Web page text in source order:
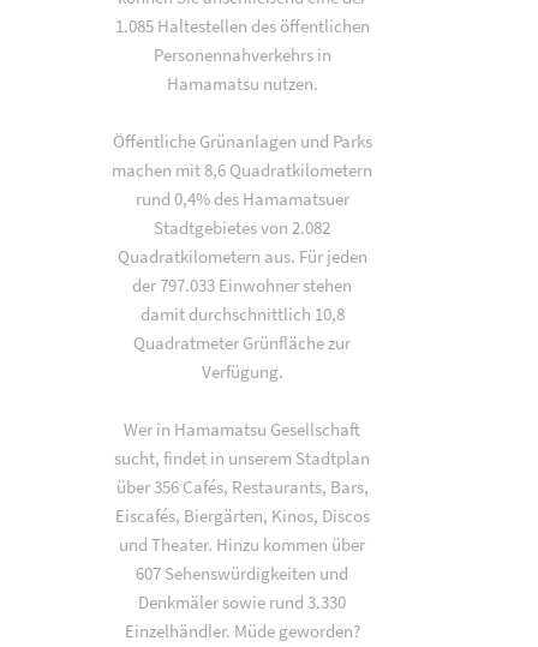
1.085 Haltestellen des öffentlichen
Personennahverkehrs in
Hamamatsu nutzen.
Öffentliche Grünanlagen und Parks
machen mit 8,6 Quadratkilometern
rund 0,4% des Hamamatsuer
Stadtgebietes von 2.082
Quadratkilometern aus. Für jeden
der 797.033 Einwohner stehen
damit durchschnittlich 10,8
Quadratmeter Grünfläche zur
Verfügung.
Wer in Hamamatsu Gesellschaft
sucht, findet in unserem Stadtplan
über 356 Cafés, Restaurants, Bars,
Eiscafés, Biergärten, Kinos, Discos
und Theater. Hinzu kommen über
607 Sehenswürdigkeiten und
Denkmäler sowie rund 3.330
Einzelhändler. Müde geworden?